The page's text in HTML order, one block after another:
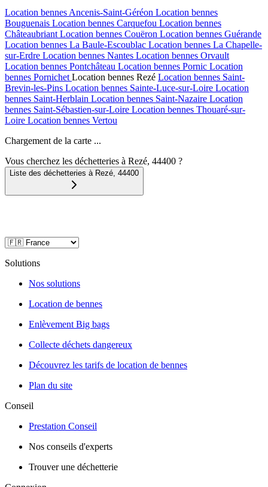
Location bennesAncenis-Saint-Géréon Location bennes
Bouguenais Location bennes Carquefou Location bennes
Châteaubriant Location bennes Couëron Location bennes Guérande
Location bennes La Baule-Escoublac Location bennes La Chapelle-
sur-Erdre Location bennes Nantes Location bennes Orvault
Location bennes Pontchâteau Location bennes Pornic Location
bennes Pornichet Location bennes Rezé Location bennes Saint-
Brevin-les-Pins Location bennes Sainte-Luce-sur-Loire Location
bennes Saint-Herblain Location bennes Saint-Nazaire Location
bennes Saint-Sébastien-sur-Loire Location bennes Thouaré-sur-
Loire Location bennes Vertou
Chargement de la carte ...
Vous cherchez les déchetteries à Rezé, 44400 ?
Liste des déchetteries à Rezé, 44400
Solutions
Nos solutions
Location de bennes
Enlèvement Big bags
Collecte déchets dangereux
Découvrez les tarifs de location de bennes
Plan du site
Conseil
Prestation Conseil
Nos conseils d'experts
Trouver une déchetterie